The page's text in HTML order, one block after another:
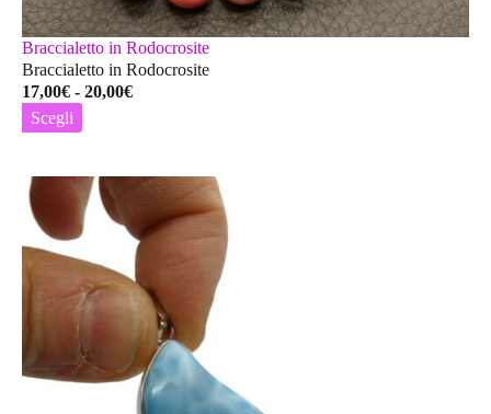
Braccialetto in Rodocrosite
Braccialetto in Rodocrosite
17,00€ - 20,00€Fascia
17,00€
20,00€
Scegli
varianti.
Le
opzioni
possono
essere
scelte
nella
pagina